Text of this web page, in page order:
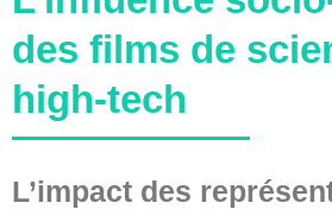
des films de
high-tech
L’impact des